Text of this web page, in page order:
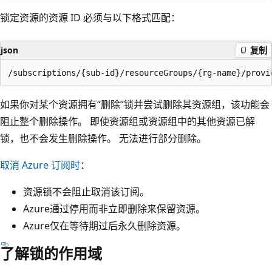
锁定资源的资源 ID 必须与以下格式匹配：
json 复制
如果你对某个资源拥有“删除”锁并尝试删除其资源组，该功能会
阻止整个删除操作。 即使资源组或资源组中的其他资源已解
锁，也不会发生删除操作。 无法进行部分删除。
取消 Azure 订阅时：
资源锁不会阻止取消该订阅。
Azure通过停用而非立即删除来保留资源。
Azure仅在等待期过后永久删除资源。
了解锁的作用域